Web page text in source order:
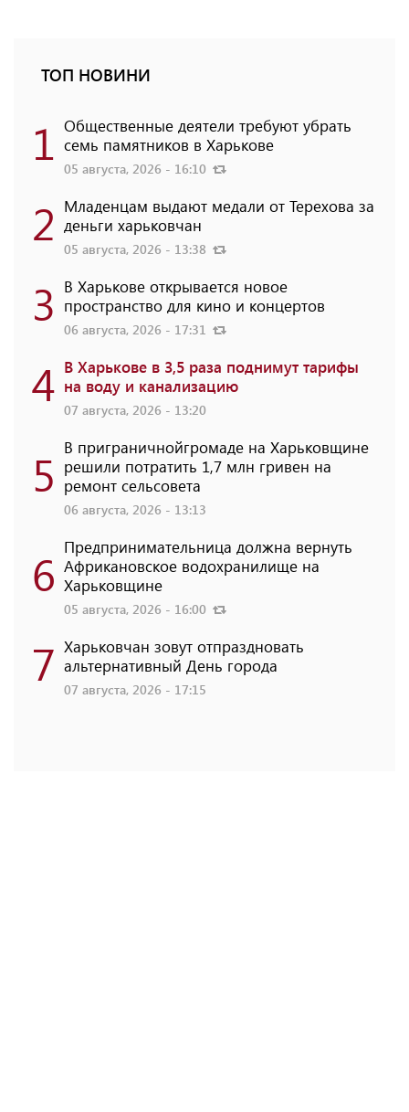
ТОП НОВИНИ
1 Общественные деятели требуют убрать
семь памятников в Харькове
05 августа, 2026 - 16:10
2 Младенцам выдают медали от Терехова за
деньги харьковчан
05 августа, 2026 - 13:38
3 В Харькове открывается новое
пространство для кино и концертов
06 августа, 2026 - 17:31
4 В Харькове в 3,5 раза поднимут тарифы
на воду и канализацию
07 августа, 2026 - 13:20
5 В приграничнойгромаде на Харьковщине
решили потратить 1,7 млн ​​гривен на
ремонт сельсовета
06 августа, 2026 - 13:13
6 Предпринимательница должна вернуть
Африкановское водохранилище на
Харьковщине
05 августа, 2026 - 16:00
7 Харьковчан зовут отпраздновать
альтернативный День города
07 августа, 2026 - 17:15